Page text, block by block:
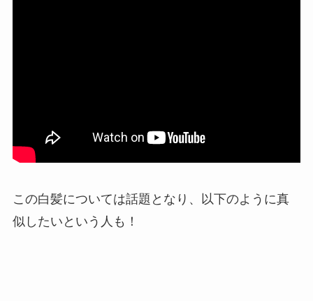
この白髪については話題となり、以下のように真
似したいという人も！